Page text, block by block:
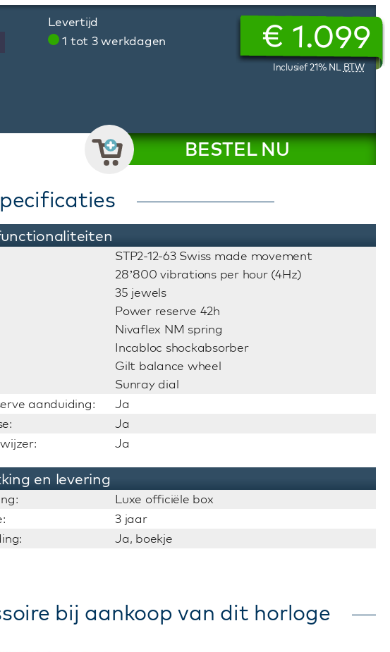
Levertijd
1 tot 3 werkdagen
€ 1.099
Inclusief 21% NL BTW
BESTEL NU
STP2-12-63 Swiss made movement
28’800 vibrations per hour (4Hz)
35 jewels
Power reserve 42h
Nivaflex NM spring
Incabloc shockabsorber
Gilt balance wheel
Sunray dial
aanduiding:
Ja
Ja
Ja
en levering
Luxe officiële box
3 jaar
Ja, boekje
bij aankoop van dit horloge